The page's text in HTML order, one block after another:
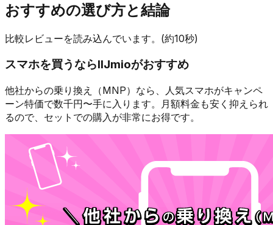
おすすめの選び方と結論
比較レビューを読み込んでいます。(約10秒)
スマホを買うならIIJmioがおすすめ
他社からの乗り換え（MNP）なら、人気スマホがキャンペ
ーン特価で数千円〜手に入ります。月額料金も安く抑えられ
るので、セットでの購入が非常にお得です。